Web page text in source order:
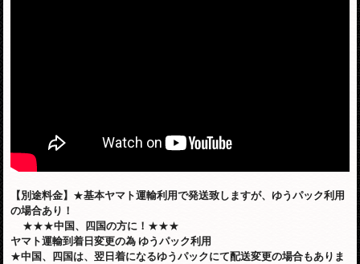
【別途料金】 ★基本ヤマト運輸利用で発送致しますが、ゆうパック利用
の場合あり！
★★★中国、四国の方に！ ★★★
ヤマト運輸到着日変更の為 ゆうパック利用
★中国、四国は、翌日着になるゆうパックにて配送変更の場合もありま